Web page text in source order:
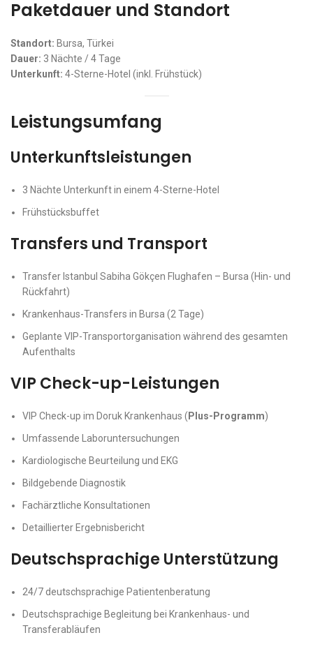
Paketdauer und Standort
Standort: Bursa, Türkei
Dauer: 3 Nächte / 4 Tage
Unterkunft: 4-Sterne-Hotel (inkl. Frühstück)
Leistungsumfang
Unterkunftsleistungen
3 Nächte Unterkunft in einem 4-Sterne-Hotel
Frühstücksbuffet
Transfers und Transport
Transfer Istanbul Sabiha Gökçen Flughafen – Bursa (Hin- und
Rückfahrt)
Krankenhaus-Transfers in Bursa (2 Tage)
Geplante VIP-Transportorganisation während des gesamten
Aufenthalts
VIP Check-up-Leistungen
VIP Check-up im Doruk Krankenhaus ( Plus-Programm)
Umfassende Laboruntersuchungen
Kardiologische Beurteilung und EKG
Bildgebende Diagnostik
Fachärztliche Konsultationen
Detaillierter Ergebnisbericht
Deutschsprachige Unterstützung
24/7 deutschsprachige Patientenberatung
Deutschsprachige Begleitung bei Krankenhaus- und
Transferabläufen